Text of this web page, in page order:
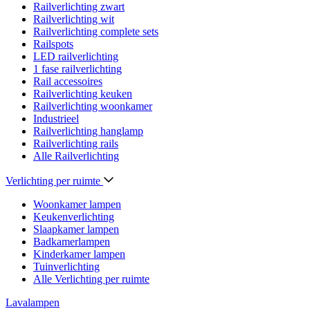
Railverlichting zwart
Railverlichting wit
Railverlichting complete sets
Railspots
LED railverlichting
1 fase railverlichting
Rail accessoires
Railverlichting keuken
Railverlichting woonkamer
Industrieel
Railverlichting hanglamp
Railverlichting rails
Alle Railverlichting
Verlichting per ruimte
Woonkamer lampen
Keukenverlichting
Slaapkamer lampen
Badkamerlampen
Kinderkamer lampen
Tuinverlichting
Alle Verlichting per ruimte
Lavalampen